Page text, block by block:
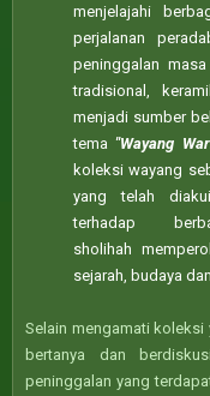
menjelajahi
perjalanan
peninggalan
tradisional,
menjadi sumber
tema"Wayang
koleksi wayang
yang telah
terhadap
sholihah
sejarah, budaya
Selain mengamati
bertanya dan
peninggalan yang